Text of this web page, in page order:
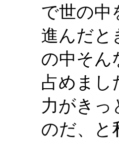
で世の中
進んだと
の中そん
占めまし
力がきっ
のだ、と